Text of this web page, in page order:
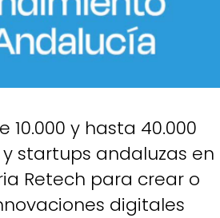
10.000 y hasta 40.000
startups andaluzas en
Retech para crear o
digitales